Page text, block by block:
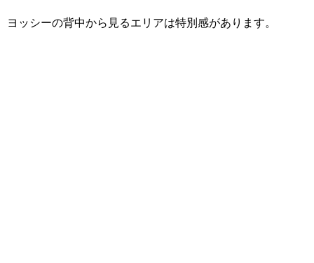
ヨッシーの背中から見るエリアは特別感があります。